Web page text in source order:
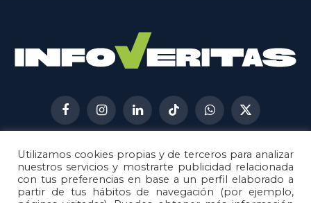
FacebookInstagramLinkedInTikTokWhatsApp
X
(Twitter)
AVISO LEGAL
METODOLOGÍA
POLÍTICA DE COOKIES
POLÍTICA DE CORRECCIONES
Utilizamos cookies propias y de terceros para analizar
nuestros servicios y mostrarte publicidad relacionada
con tus preferencias en base a un perfil elaborado a
partir de tus hábitos de navegación (por ejemplo,